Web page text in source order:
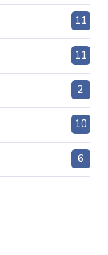
11
11
2
10
6